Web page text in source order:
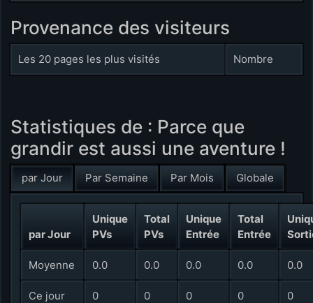
Provenance des visiteurs
Les 20 pages les plus visités Nombre
Statistiques de : Parce que
grandir est aussi une aventure !
par Jour Par Semaine Par Mois Globale
par Jour
Unique
PVs
Total
PVs
Unique
Entrée
Total
Entrée
Moyenne 0.0 0.0 0.0 0.0 0.0
Ce jour 0 0 0 0 0